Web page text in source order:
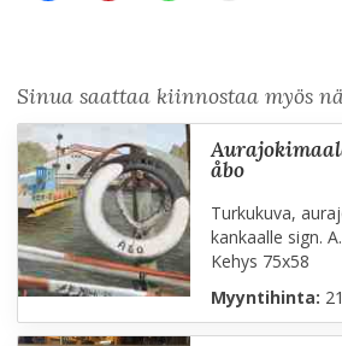
Sinua saattaa kiinnostaa myös
aurajokimaalaus turku
åbo
Turkukuva,
kankaalle sign.
Kehys 75x58
Myyntihinta: